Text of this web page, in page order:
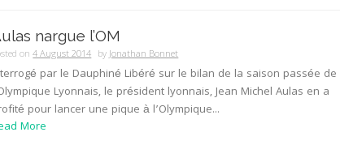
nargue l’OM
on4 August 2014 byJonathan Bonnet
par le Dauphiné Libéré sur le bilan de la saison passée de
Lyonnais, le président lyonnais, Jean Michel Aulas en a
pour lancer une pique à l’Olympique...
More